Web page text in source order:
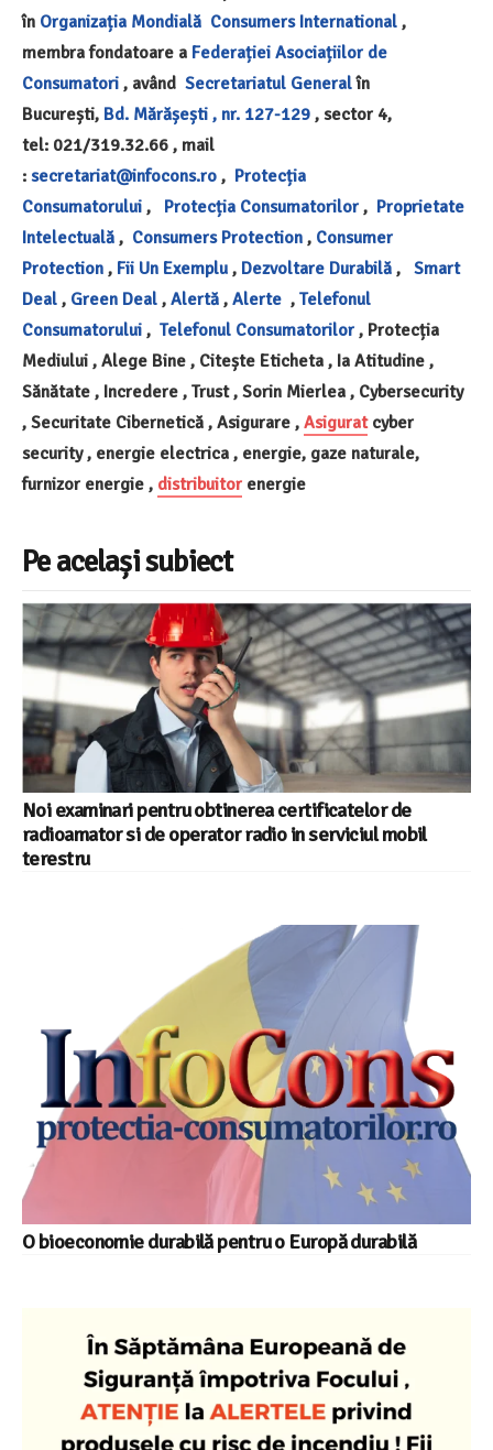
în Organizația Mondială Consumers International ,
membra fondatoare a Federației Asociațiilor de
Consumatori , având Secretariatul Generalîn
București, Bd. Mărășești , nr. 127-129 , sector 4,
tel: 021/319.32.66 , mail
: secretariat@infocons.ro , Protecția
Consumatorului , Protecția Consumatorilor , Proprietate
Intelectuală , Consumers Protection , Consumer
Protection , Fii Un Exemplu , Dezvoltare Durabilă , Smart
Deal , Green Deal , Alertă , Alerte , Telefonul
Consumatorului , Telefonul Consumatorilor , Protecția
Mediului , Alege Bine , Citește Eticheta , Ia Atitudine ,
Sănătate , Incredere , Trust , Sorin Mierlea , Cybersecurity
, Securitate Cibernetică , Asigurare , Asigurat cyber
security , energie electrica , energie, gaze naturale,
furnizor energie , distribuitor energie
Pe același subiect
Noi examinari pentru obtinerea certificatelor de
radioamator si de operator radio in serviciul mobil
terestru
O bioeconomie durabilă pentru o Europă durabilă